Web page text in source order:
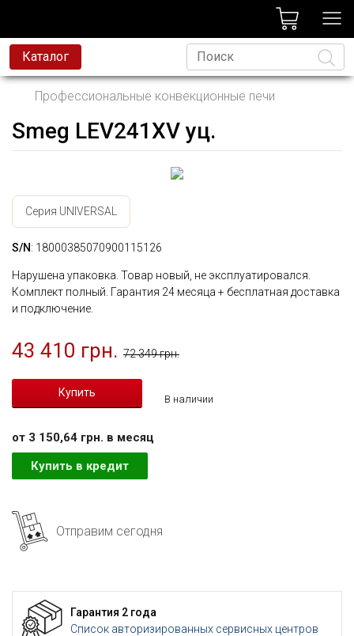
Каталог
Профессиональные конвекционные печи
Smeg LEV241XV уц.
Серия UNIVERSAL
S/N: 18000385070900115126
Нарушена упаковка. Товар новый, не эксплуатировался.
Комплект полный. Гарантия 24 месяца + бесплатная доставка
и подключение.
43 410 грн. 72 349 грн.
В наличии
от 3 150,64 грн. в месяц
Купить в кредит
Отправим сегодня
Гарантия 2 года
Список авторизированных сервисных центров